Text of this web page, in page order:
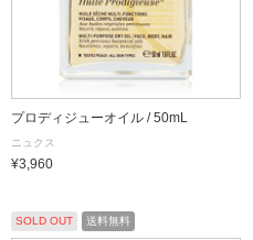
プロディジューオイル / 50mL
ニュクス
¥3,960
SOLD OUT 送料無料